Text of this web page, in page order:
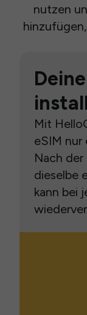
nutzen
Mit
eSIM nur
Nach
dieselbe
kann bei